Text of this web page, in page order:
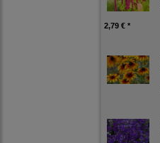
2,79 € *